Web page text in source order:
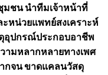
มชน นำทีมเจ้าหน้าที่
หน่วยแพทย์สงเคราะห์
อุปกรณ์ประกอบอาชีพ
ามหลากหลายทางเพศ
กจน ขาดแคลนวัสดุ